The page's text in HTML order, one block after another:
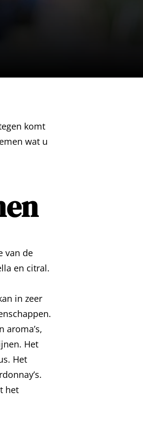
komt
wat u
van de
en citral.
in zeer
aroma’s,
Het
Het
het